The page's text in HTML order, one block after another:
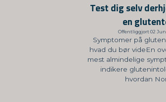
Test dig selv
en
Offentliggjort 02 Jun
Symptomer på
hvad du bør videEn
mest almindelige
indikere
hvordan